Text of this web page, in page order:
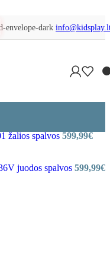
žalios spalvos 599,99€
juodos spalvos 599,99€